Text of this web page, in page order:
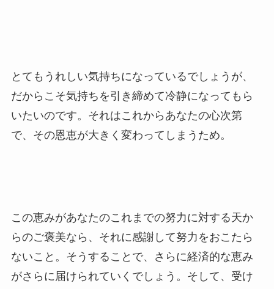
とてもうれしい気持ちになっているでしょうが、
だからこそ気持ちを引き締めて冷静になってもら
いたいのです。それはこれからあなたの心次第
で、その恩恵が大きく変わってしまうため。
この恵みがあなたのこれまでの努力に対する天か
らのご褒美なら、それに感謝して努力をおこたら
ないこと。そうすることで、さらに経済的な恵み
がさらに届けられていくでしょう。そして、受け